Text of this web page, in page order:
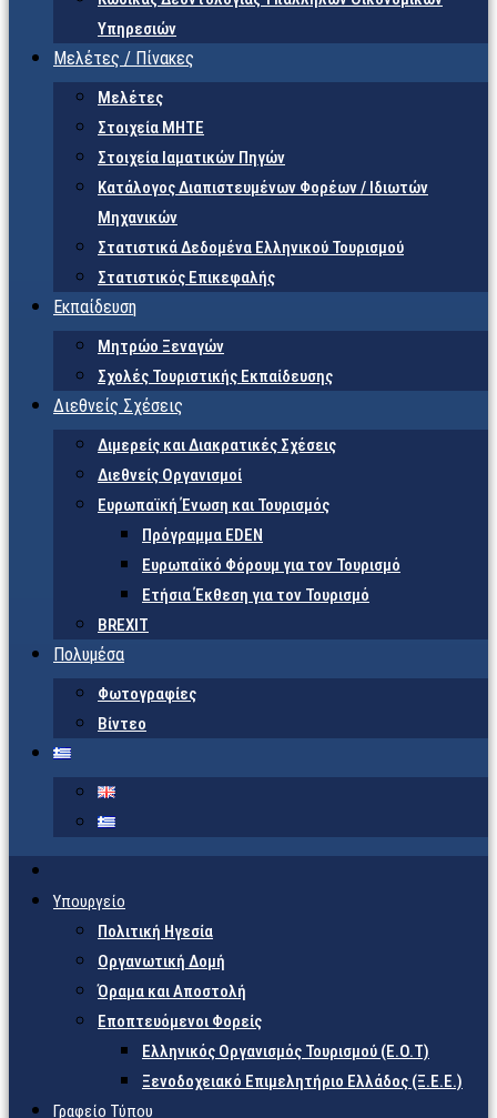
Υπηρεσιών
Μελέτες / Πίνακες
Μελέτες
Στοιχεία ΜΗΤΕ
Στοιχεία Ιαματικών Πηγών
Κατάλογος Διαπιστευμένων Φορέων / Ιδιωτών
Μηχανικών
Στατιστικά Δεδομένα Ελληνικού Τουρισμού
Στατιστικός Επικεφαλής
Εκπαίδευση
Μητρώο Ξεναγών
Σχολές Τουριστικής Εκπαίδευσης
Διεθνείς Σχέσεις
Διμερείς και Διακρατικές Σχέσεις
Διεθνείς Οργανισμοί
Ευρωπαϊκή Ένωση και Τουρισμός
Πρόγραμμα EDEN
Ευρωπαϊκό Φόρουμ για τον Τουρισμό
Ετήσια Έκθεση για τον Τουρισμό
BREXIT
Πολυμέσα
Φωτογραφίες
Βίντεο
Υπουργείο
Πολιτική Ηγεσία
Οργανωτική Δομή
Όραμα και Αποστολή
Εποπτευόμενοι Φορείς
Eλληνικός Οργανισμός Τουρισμού (Ε.Ο.Τ)
Ξενοδοχειακό Επιμελητήριο Ελλάδος (Ξ.Ε.Ε.)
Γραφείο Τύπου